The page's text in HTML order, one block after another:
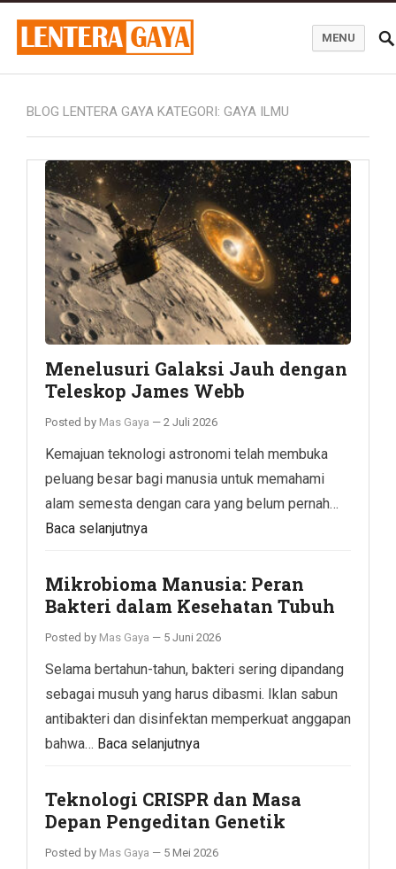
MENU
BLOG LENTERA GAYA KATEGORI: GAYA ILMU
Menelusuri Galaksi Jauh dengan
Teleskop James Webb
Posted by Mas Gaya — 2 Juli 2026
Kemajuan teknologi astronomi telah membuka
peluang besar bagi manusia untuk memahami
alam semesta dengan cara yang belum pernah…
Baca selanjutnya
Mikrobioma Manusia: Peran
Bakteri dalam Kesehatan Tubuh
Posted by Mas Gaya — 5 Juni 2026
Selama bertahun-tahun, bakteri sering dipandang
sebagai musuh yang harus dibasmi. Iklan sabun
antibakteri dan disinfektan memperkuat anggapan
bahwa… Baca selanjutnya
Teknologi CRISPR dan Masa
Depan Pengeditan Genetik
Posted by Mas Gaya — 5 Mei 2026